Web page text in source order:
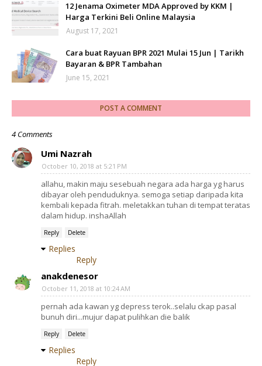
12 Jenama Oximeter MDA Approved by KKM |
Harga Terkini Beli Online Malaysia
August 17, 2021
Cara buat Rayuan BPR 2021 Mulai 15 Jun | Tarikh
Bayaran & BPR Tambahan
June 15, 2021
POST A COMMENT
4 Comments
Umi Nazrah
October 10, 2018 at 5:21 PM
allahu, makin maju sesebuah negara ada harga yg harus
dibayar oleh penduduknya. semoga setiap daripada kita
kembali kepada fitrah. meletakkan tuhan di tempat teratas
dalam hidup. inshaAllah
Reply Delete
Replies
Reply
anakdenesor
October 11, 2018 at 10:24 AM
pernah ada kawan yg depress terok..selalu ckap pasal
bunuh diri...mujur dapat pulihkan die balik
Reply Delete
Replies
Reply